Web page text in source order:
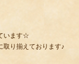
います☆
取り揃えております♪